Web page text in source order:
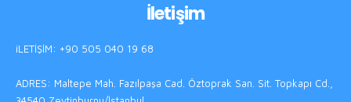
İletişim
iLETİŞİM: +90 505 040 19 68
ADRES: Maltepe Mah. Fazılpaşa Cad. Öztoprak San. Sit. Topkapı Cd.,